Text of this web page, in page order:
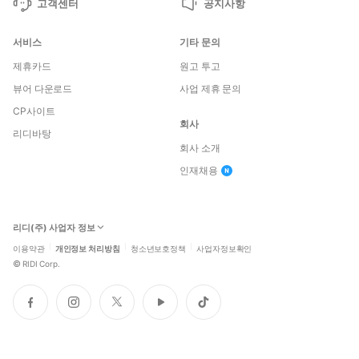
고객센터 공지사항
서비스
제휴카드
뷰어 다운로드
CP사이트
리디바탕
기타 문의
원고 투고
사업 제휴 문의
회사
회사 소개
인재채용
리디(주) 사업자 정보
이용약관 개인정보 처리방침 청소년보호정책 사업자정보확인
© RIDI Corp.
페
이
인
스
트
위
유
튜
틱
톡